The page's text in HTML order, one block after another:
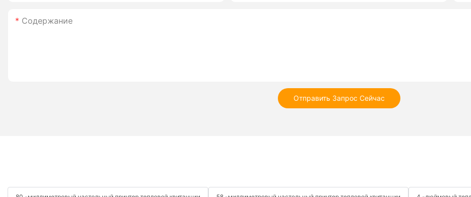
Содержание
Отправить Запрос Сейчас